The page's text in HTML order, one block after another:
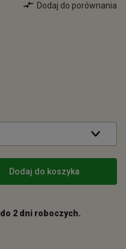
Dodaj do porównania
Dodaj do koszyka
do 2 dni roboczych.